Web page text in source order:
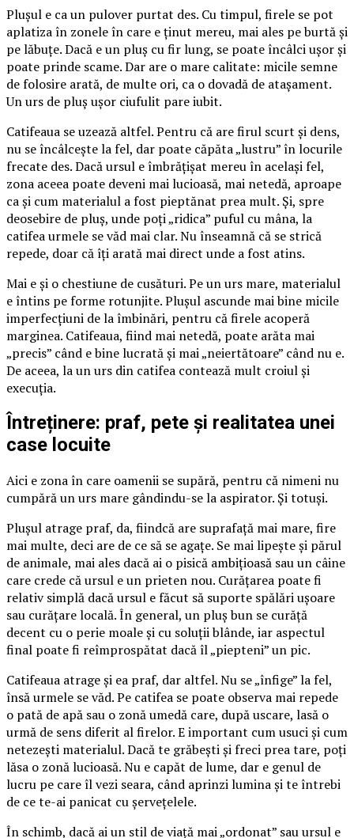
Plușul e ca un pulover purtat des. Cu timpul, firele se pot
aplatiza în zonele în care e ținut mereu, mai ales pe burtă și
pe lăbuțe. Dacă e un pluș cu fir lung, se poate încâlci ușor și
poate prinde scame. Dar are o mare calitate: micile semne
de folosire arată, de multe ori, ca o dovadă de atașament.
Un urs de pluș ușor ciufulit pare iubit.
Catifeaua se uzează altfel. Pentru că are firul scurt și dens,
nu se încâlcește la fel, dar poate căpăta „lustru” în locurile
frecate des. Dacă ursul e îmbrățișat mereu în același fel,
zona aceea poate deveni mai lucioasă, mai netedă, aproape
ca și cum materialul a fost pieptănat prea mult. Și, spre
deosebire de pluș, unde poți „ridica” puful cu mâna, la
catifea urmele se văd mai clar. Nu înseamnă că se strică
repede, doar că îți arată mai direct unde a fost atins.
Mai e și o chestiune de cusături. Pe un urs mare, materialul
e întins pe forme rotunjite. Plușul ascunde mai bine micile
imperfecțiuni de la îmbinări, pentru că firele acoperă
marginea. Catifeaua, fiind mai netedă, poate arăta mai
„precis” când e bine lucrată și mai „neiertătoare” când nu e.
De aceea, la un urs din catifea contează mult croiul și
execuția.
Întreținere: praf, pete și realitatea unei
case locuite
Aici e zona în care oamenii se supără, pentru că nimeni nu
cumpără un urs mare gândindu-se la aspirator. Și totuși.
Plușul atrage praf, da, fiindcă are suprafață mai mare, fire
mai multe, deci are de ce să se agațe. Se mai lipește și părul
de animale, mai ales dacă ai o pisică ambițioasă sau un câine
care crede că ursul e un prieten nou. Curățarea poate fi
relativ simplă dacă ursul e făcut să suporte spălări ușoare
sau curățare locală. În general, un pluș bun se curăță
decent cu o perie moale și cu soluții blânde, iar aspectul
final poate fi reîmprospătat dacă îl „piepteni” un pic.
Catifeaua atrage și ea praf, dar altfel. Nu se „înfige” la fel,
însă urmele se văd. Pe catifea se poate observa mai repede
o pată de apă sau o zonă umedă care, după uscare, lasă o
urmă de sens diferit al firelor. E important cum usuci și cum
netezești materialul. Dacă te grăbești și freci prea tare, poți
lăsa o zonă lucioasă. Nu e capăt de lume, dar e genul de
lucru pe care îl vezi seara, când aprinzi lumina și te întrebi
de ce te-ai panicat cu șervețelele.
În schimb, dacă ai un stil de viață mai „ordonat” sau ursul e